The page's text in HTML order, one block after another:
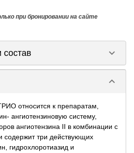
при бронировании на сайте
keyboard_arrow_down
keyboard_arrow_down
относится к препаратам,
ангиотензиновую систему,
ангиотензина II в комбинации с
содержит три действующих
гидрохлоротиазид и